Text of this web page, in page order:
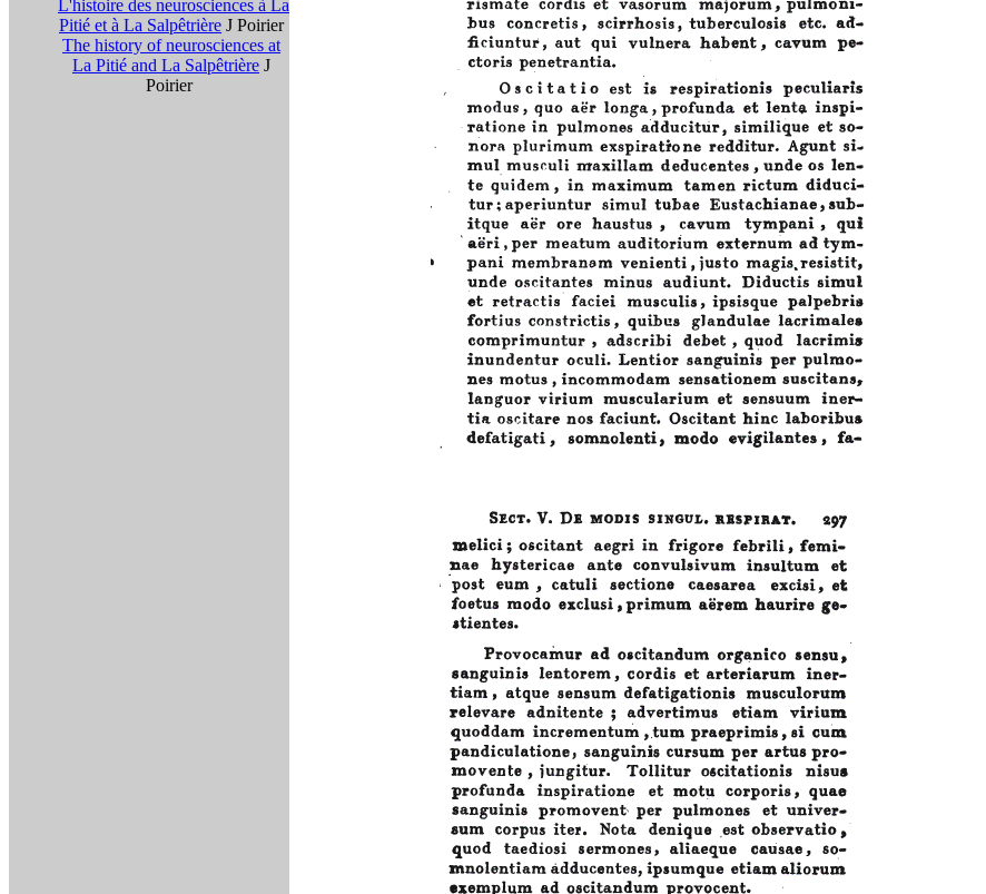
L'histoire des neurosciences à La
Pitié et à La Salpêtrière J Poirier
The history of neurosciences at
La Pitié and La Salpêtrière J
Poirier